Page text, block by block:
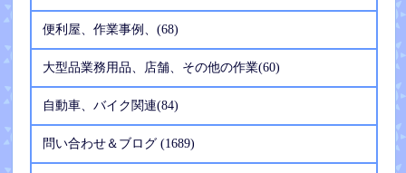
便利屋、作業事例、(68)
大型品業務用品、店舗、その他の作業(60)
自動車、バイク関連(84)
問い合わせ＆ブログ (1689)